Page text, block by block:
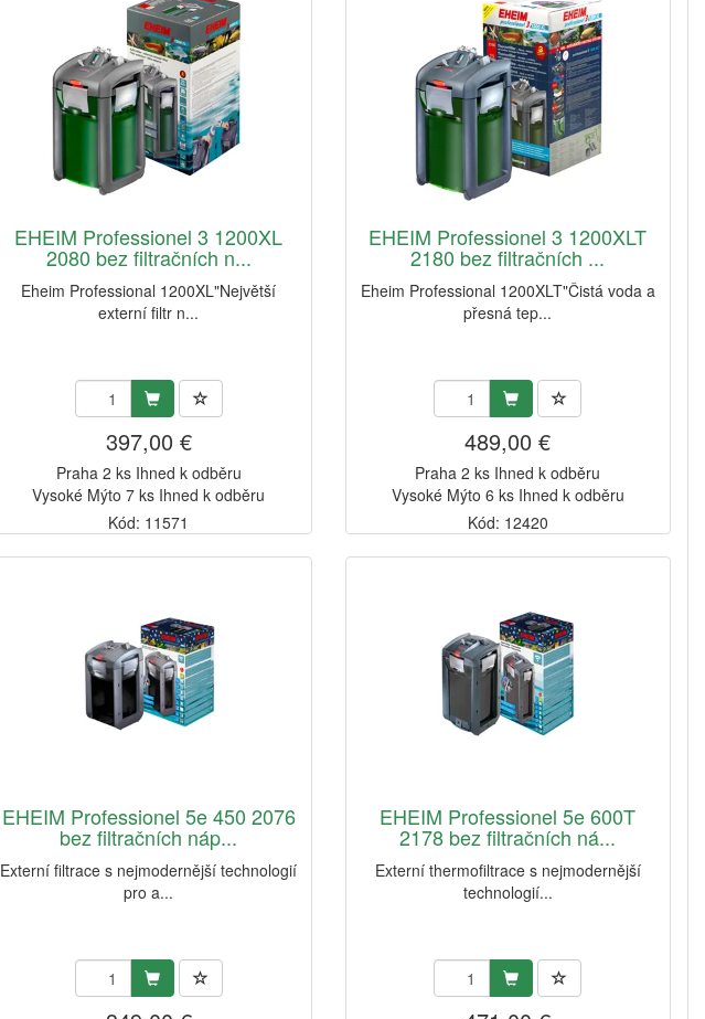
EHEIM Professionel 3 1200XL
2080 bez filtračních n...
Eheim Professional 1200XL"Největší
externí filtr n...
397,00 €
Praha 2 ks Ihned k odběru
Vysoké Mýto 7 ks Ihned k odběru
Kód: 11571
EHEIM Professionel 3 1200XLT
2180 bez filtračních ...
Eheim Professional 1200XLT"Čistá voda a
přesná tep...
489,00 €
Praha 2 ks Ihned k odběru
Vysoké Mýto 6 ks Ihned k odběru
Kód: 12420
EHEIM Professionel 5e 450 2076
bez filtračních náp...
Externí filtrace s nejmodernější technologií
pro a...
EHEIM Professionel 5e 600T
2178 bez filtračních ná...
Externí thermofiltrace s nejmodernější
technologií...